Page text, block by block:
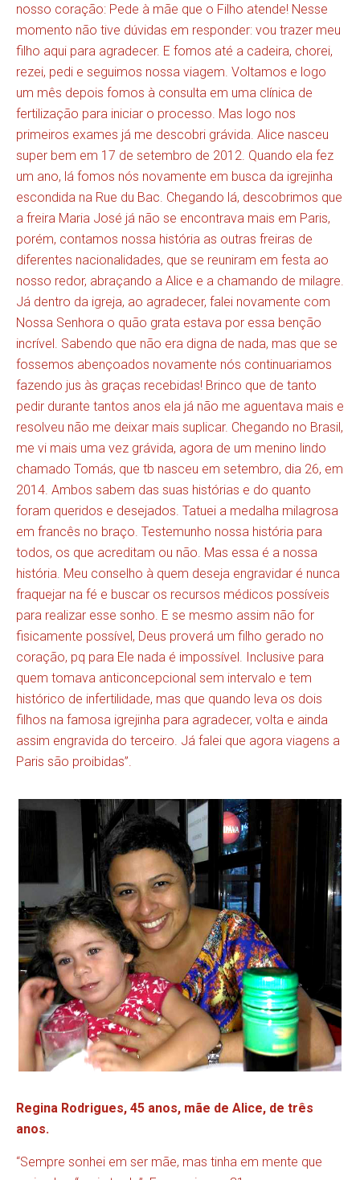
nosso coração: Pede à mãe que o Filho atende! Nesse
momento não tive dúvidas em responder: vou trazer meu
filho aqui para agradecer. E fomos até a cadeira, chorei,
rezei, pedi e seguimos nossa viagem. Voltamos e logo
um mês depois fomos à consulta em uma clínica de
fertilização para iniciar o processo. Mas logo nos
primeiros exames já me descobri grávida. Alice nasceu
super bem em 17 de setembro de 2012. Quando ela fez
um ano, lá fomos nós novamente em busca da igrejinha
escondida na Rue du Bac. Chegando lá, descobrimos que
a freira Maria José já não se encontrava mais em Paris,
porém, contamos nossa história as outras freiras de
diferentes nacionalidades, que se reuniram em festa ao
nosso redor, abraçando a Alice e a chamando de milagre.
Já dentro da igreja, ao agradecer, falei novamente com
Nossa Senhora o quão grata estava por essa benção
incrível. Sabendo que não era digna de nada, mas que se
fossemos abençoados novamente nós continuariamos
fazendo jus às graças recebidas! Brinco que de tanto
pedir durante tantos anos ela já não me aguentava mais e
resolveu não me deixar mais suplicar. Chegando no Brasil,
me vi mais uma vez grávida, agora de um menino lindo
chamado Tomás, que tb nasceu em setembro, dia 26, em
2014. Ambos sabem das suas histórias e do quanto
foram queridos e desejados. Tatuei a medalha milagrosa
em francês no braço. Testemunho nossa história para
todos, os que acreditam ou não. Mas essa é a nossa
história. Meu conselho à quem deseja engravidar é nunca
fraquejar na fé e buscar os recursos médicos possíveis
para realizar esse sonho. E se mesmo assim não for
fisicamente possível, Deus proverá um filho gerado no
coração, pq para Ele nada é impossível. Inclusive para
quem tomava anticoncepcional sem intervalo e tem
histórico de infertilidade, mas que quando leva os dois
filhos na famosa igrejinha para agradecer, volta e ainda
assim engravida do terceiro. Já falei que agora viagens a
Paris são proibidas”.
Regina Rodrigues, 45 anos, mãe de Alice, de três
anos.
“Sempre sonhei em ser mãe, mas tinha em mente que